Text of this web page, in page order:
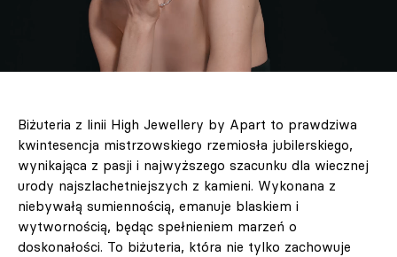
Biżuteria z linii High Jewellery by Apart to prawdziwa
kwintesencja mistrzowskiego rzemiosła jubilerskiego,
wynikająca z pasji i najwyższego szacunku dla wiecznej
urody najszlachetniejszych z kamieni. Wykonana z
niebywałą sumiennością, emanuje blaskiem i
wytwornością, będąc spełnieniem marzeń o
doskonałości. To biżuteria, która nie tylko zachowuje